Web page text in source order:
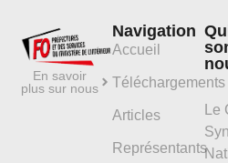
En savoir
plus sur nous
Navigation
Accueil
Téléchargements
Articles
Représentants